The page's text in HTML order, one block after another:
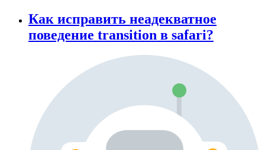
Как исправить неадекватное
поведение transition в safari?